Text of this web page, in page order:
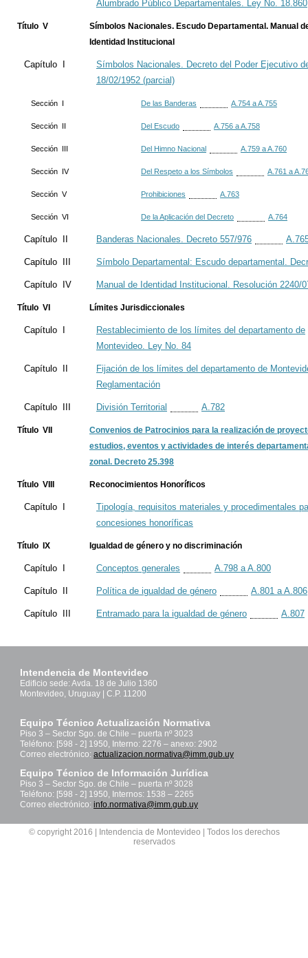
Alumbrado Público Departamentales. Ley No. 18.860
Título V
Símbolos Nacionales. Escudo Departamental. Manual
Identidad Institucional
Capítulo I
Símbolos Nacionales. Decreto del Poder Ejecutivo
18/02/1952 (parcial)
Sección I De las Banderas A.754 a A.755
Sección II Del Escudo A.756 a A.758
Sección III Del Himno Nacional A.759 a A.760
Sección IV Del Respeto a los Símbolos A.761 a
Sección V Prohibiciones A.763
Sección VI De la Aplicación del Decreto A.764
Capítulo II Banderas Nacionales. Decreto 557/976
Capítulo III Símbolo Departamental: Escudo departamental.
Capítulo IV Manual de Identidad Institucional. Resolución 2240/
Título VI Límites Jurisdiccionales
Capítulo I
Restablecimiento de los límites del departamento de
Montevideo. Ley No. 84
Capítulo II
Fijación de los límites del departamento de
Reglamentación
Capítulo III División Territorial A.782
Título VII
Convenios de Patrocinios para la realización de
estudios, eventos y actividades de interés
zonal. Decreto 25.398
Título VIII Reconocimientos Honoríficos
Capítulo I
Tipología, requisitos materiales y procedimentales
concesiones honoríficas
Título IX Igualdad de género y no discriminación
Capítulo I Conceptos generales A.798 a A.800
Capítulo II Política de igualdad de género A.801 a A.806
Capítulo III Entramado para la igualdad de género A.807
Intendencia de Montevideo
Edificio sede: Avda. 18 de Julio 1360
Montevideo, Uruguay | C.P. 11200
Equipo Técnico Actualización Normativa
Piso 3 – Sector Sgo. de Chile – puerta nº 3023
Teléfono: [598 - 2] 1950, Interno: 2276 – anexo: 2902
Correo electrónico: actualizacion.normativa@imm.gub.uy
Equipo Técnico de Información Jurídica
Piso 3 – Sector Sgo. de Chile – puerta nº 3028
Teléfono: [598 - 2] 1950, Internos: 1538 – 2265
Correo electrónico: info.normativa@imm.gub.uy
© copyright 2016 | Intendencia de Montevideo | Todos los derechos
reservados